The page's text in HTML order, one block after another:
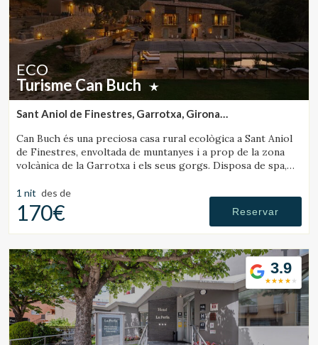
ECO
Turisme Can Buch
Sant Aniol de Finestres, Garrotxa, Girona
Can Buch és una preciosa casa rural ecològica a Sant Aniol
de Finestres, envoltada de muntanyes i a prop de la zona
volcànica de la Garrotxa i els seus gorgs. Disposa de spa,
1 nit des de
170€ Reservar
3.9